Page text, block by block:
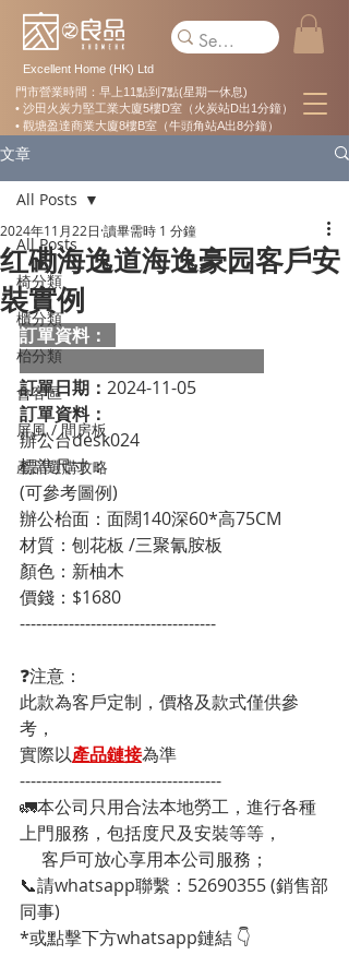
Excellent Home (HK) Ltd
門市營業時間：早上11點到7點(星期一休息)
• 沙田火炭力堅工業大廈5樓D室（火炭站D出1分鐘）
• 觀塘盈達商業大廈8樓B室（牛頭角站A出8分鐘）
文章
All Posts
椅分類
櫃分類
枱分類
會客區
屏風 / 間房板
產品選購攻略
All Posts
红磡海逸道海逸豪园客戶安
裝實例
2024年11月22日 讀畢需時 1 分鐘
訂單資料：
訂單日期： 2024-11-05
訂單資料：
辦公台desk024
標準尺寸：
(可參考圖例)
辦公枱面：面闊140深60*高75CM
材質：刨花板 /三聚氰胺板
顏色：新柚木
價錢：$1680
------------------------------------
❓注意：
此款為客戶定制，價格及款式僅供參
考，
實際以產品鏈接為準
-------------------------------------
🚛本公司只用合法本地勞工，進行各種
上門服務，包括度尺及安裝等等，
     客戶可放心享用本公司服務；
📞請whatsapp聯繫：52690355 (銷售部
同事)
*或點擊下方whatsapp鏈結 👇